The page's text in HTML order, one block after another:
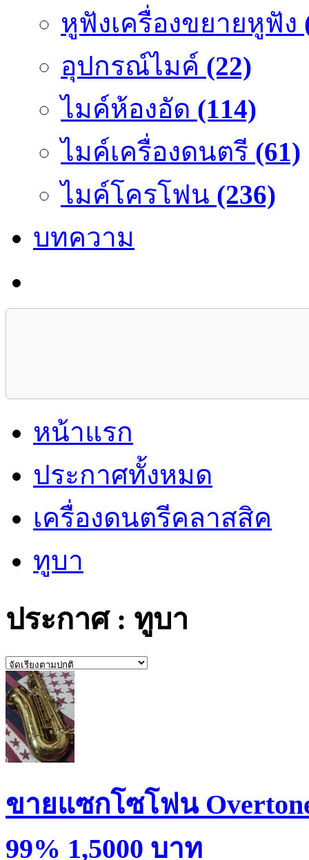
หูฟังเครื่องขยายหูฟัง
อุปกรณ์ไมค์ (22)
ไมค์ห้องอัด (114)
ไมค์เครื่องดนตรี (61)
ไมค์โครโฟน (236)
บทความ
หน้าแรก
ประกาศทั้งหมด
เครื่องดนตรีคลาสสิค
ทูบา
ประกาศ : ทูบา
ขายแซกโซโฟน
99% 1,5000 บาท